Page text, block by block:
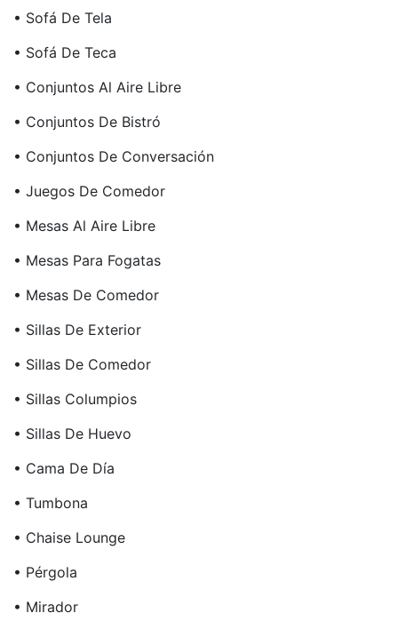
• Sofá De Tela
• Sofá De Teca
• Conjuntos Al Aire Libre
• Conjuntos De Bistró
• Conjuntos De Conversación
• Juegos De Comedor
• Mesas Al Aire Libre
• Mesas Para Fogatas
• Mesas De Comedor
• Sillas De Exterior
• Sillas De Comedor
• Sillas Columpios
• Sillas De Huevo
• Cama De Día
• Tumbona
• Chaise Lounge
• Pérgola
• Mirador